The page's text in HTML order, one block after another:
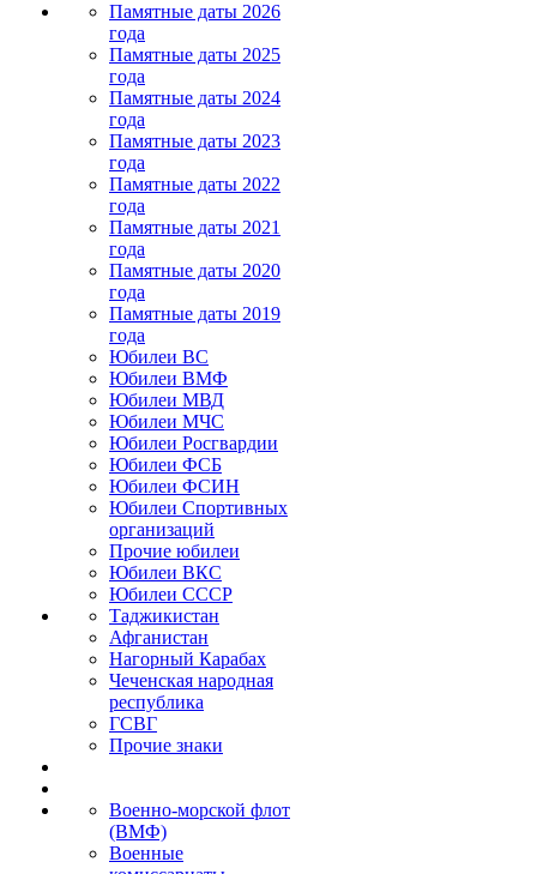
Памятные даты 2026
года
Памятные даты 2025
года
Памятные даты 2024
года
Памятные даты 2023
года
Памятные даты 2022
года
Памятные даты 2021
года
Памятные даты 2020
года
Памятные даты 2019
года
Юбилеи ВС
Юбилеи ВМФ
Юбилеи МВД
Юбилеи МЧС
Юбилеи Росгвардии
Юбилеи ФСБ
Юбилеи ФСИН
Юбилеи Спортивных
организаций
Прочие юбилеи
Юбилеи ВКС
Юбилеи СССР
Таджикистан
Афганистан
Нагорный Карабах
Чеченская народная
республика
ГСВГ
Прочие знаки
Военно-морской флот
(ВМФ)
Военные